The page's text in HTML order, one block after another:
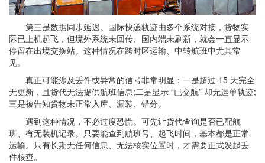
第三是数据同步延迟。国际快递轨迹由多个系统对接，货物实
际已上机起飞，但境外系统未回传、国内端未刷新，就会一直显示
停留在出境交换站。这种情况在跨时区运输、中转航班中尤其常
见。
真正可能涉及丢件或异常的信号非常明显：一是超过 15 天完全
无更新，且货代无法提供航班信息;二是显示 “已交航” 却无运单轨迹;
三是被告知货物未正常入库、漏装、错分。
遇到这种情况，不必过度恐慌。可先让货代查询是否已配航
班、有无装机记录。只要能查到航班号、起飞时间，基本都是正常
运输。只有长期无任何信息、无法核实位置时，才需要正式发起丢
件核查。